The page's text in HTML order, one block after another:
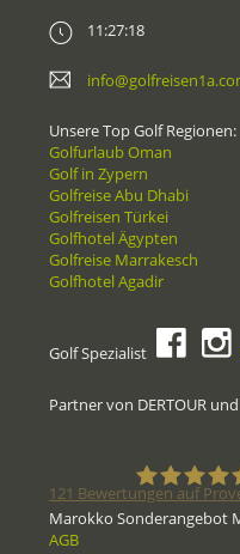
11:27:18
Unsere Top Golf Regionen:
Golfurlaub Oman
Golf in Zypern
Golfreise Abu Dhabi
Golfreisen Türkei
Golfhotel Ägypten
Golfreise Marrakesch
Golfhotel Agadir
Golf Spezialist
Partner von DERTOUR
121 Bewertungen auf
Marokko Sonderangebot
AGB